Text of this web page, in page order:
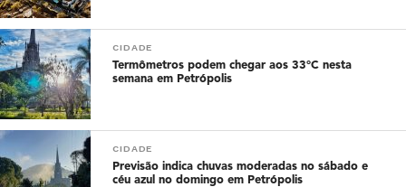
CIDADE
Termômetros podem chegar aos 33°C nesta
semana em Petrópolis
CIDADE
Previsão indica chuvas moderadas no sábado e
céu azul no domingo em Petrópolis